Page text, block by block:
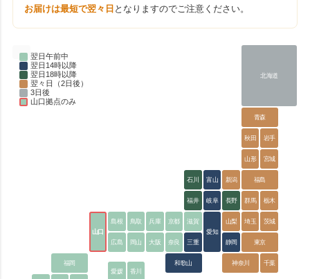
お届けは最短で翌々日 となりますのでご注意ください。
翌日午前中
翌日14時以降
翌日18時以降
翌々日（2日後）
3日後
山口拠点のみ
北海道
青森
秋田 岩手
山形 宮城
福島
新潟
群馬 栃木
埼玉 茨城
東京
神奈川 千葉
山梨
石川
福井 長野
富山
岐阜
愛知
静岡
三重
和歌山
山口
島根 鳥取
広島 岡山
兵庫 京都 滋賀
大阪 奈良
香川
愛媛
福岡